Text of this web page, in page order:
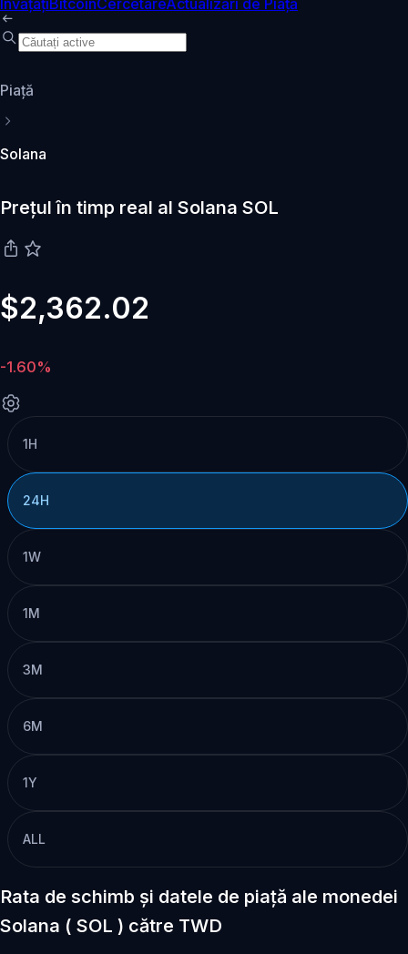
ÎnvățațiBitcoinCercetareActualizări de Piață
Piaţă
Solana
Prețul în timp real al Solana SOL
$2,362.02
-1.60%
1H
24H
1W
1M
3M
6M
1Y
ALL
Rata de schimb și datele de piață ale monedei
Solana ( SOL ) către TWD